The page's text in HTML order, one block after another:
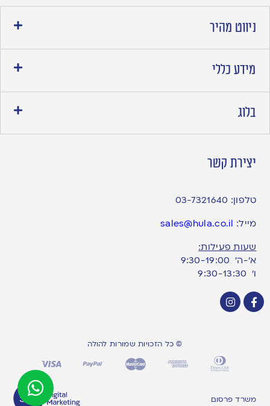
ניווט מהיר
מידע כללי
בלוג
יצירת קשר
טלפון: 03-7321640
מייל: sales@hula.co.il
שעות פעילות:
א’-ה’ 9:30-19:00
ו׳ 9:30-13:30
© כל הזכויות שמורות להולה
משרד פרסום